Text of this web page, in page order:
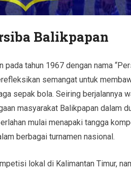
Balikpapan
tahun 1967 dengan nama
semangat untuk
sepak bola. Seiring berjalannya
masyarakat Balikpapan dalam
mulai menapaki tangga
berbagai turnamen nasional.
lokal di Kalimantan Timur,